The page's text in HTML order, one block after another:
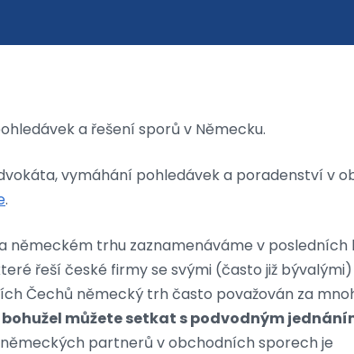
a řešení sporů v Německu.
vymáhání pohledávek a poradenství v
.
německém trhu zaznamenáváme v
řeší české firmy se svými (často již bývalými)
Čechů německý trh často považován za
bohužel můžete setkat s podvodným
německých partnerů v obchodních sporech je